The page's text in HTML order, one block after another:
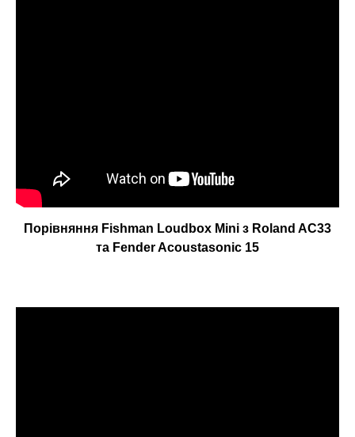
Порівняння Fishman Loudbox Mini з Roland AC33
та Fender Acoustasonic 15